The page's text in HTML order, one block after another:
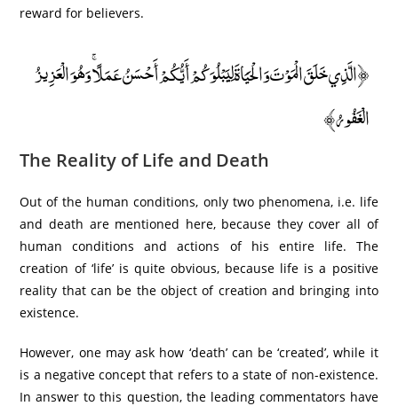
reward for believers.
﴿الَّذِي خَلَقَ الْمَوْتَ وَالْحَيَاةَ لِيَبْلُوَكُمْ أَيُّكُمْ أَحْسَنُ عَمَلًا ۚ وَهُوَ الْعَزِيزُ
الْغَفُورُ﴾
The Reality of Life and Death
Out of the human conditions, only two phenomena, i.e. life
and death are mentioned here, because they cover all of
human conditions and actions of his entire life. The
creation of ‘life’ is quite obvious, because life is a positive
reality that can be the object of creation and bringing into
existence.
However, one may ask how ‘death’ can be ‘created’, while it
is a negative concept that refers to a state of non-existence.
In answer to this question, the leading commentators have